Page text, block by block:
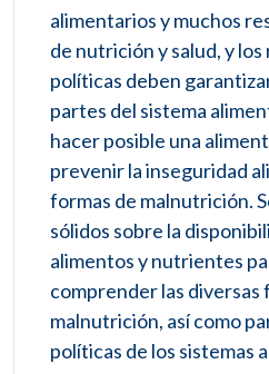
alimentarios y muchos
de nutrición y salud, y
políticas deben
partes del sistema
hacer posible una
prevenir la inseguridad
formas de malnutrición.
sólidos sobre la
alimentos y nutrientes
comprender las diversas
malnutrición, así como
políticas de los sistemas